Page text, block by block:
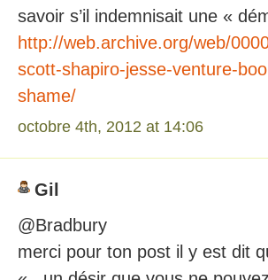
savoir s’il indemnisait une «
http://web.archive.org/web/
scott-shapiro-jesse-venture-
shame/
octobre 4th, 2012 at 14:06
Gil
@Bradbury
merci pour ton post il y est dit